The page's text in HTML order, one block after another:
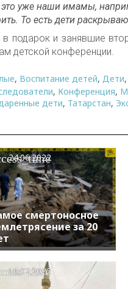
это уже наши имамы,
То есть дети
подарок и занявшие
детской конференции.
, Воспитание детей, Дети,
, Конференция,
дети, Татарстан,
смертоносное
за 20
24.06.2022
16.02.2022